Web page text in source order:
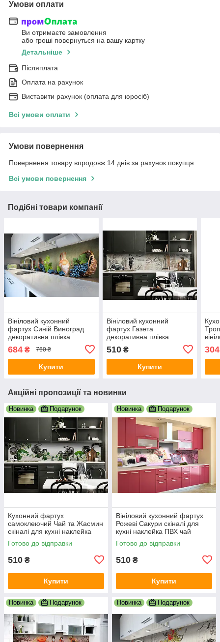
Умови оплати
Ви отримаєте замовлення
або гроші повернуться на вашу картку
Детальніше
Післяплата
Оплата на рахунок
Виставити рахунок (оплата для юросіб)
Всі умови оплати
Умови повернення
Повернення товару впродовж 14 днів за рахунок покупця
Всі умови повернення
Подібні товари компанії
Вініловий кухонний
фартух Синій Виноград
декоративна плівка
наклейка скіналі ПВХ лоза
ягоди Зелений 600х3000
мм
684 ₴ 760 ₴
Купити
Вініловий кухонний
фартух Газета
декоративна плівка
Париж ретро Бежевий
600х2000 мм
510₴
Купити
304
Акційні пропозиції та новинки
Новинка Подарунок
Кухонний фартух
самоклеючий Чай та Жасмин
скіналі для кухні наклейка
ПВХ азія схід білий 600х2000
мм
Готово до відправки
510 ₴
Купити
Новинка Подарунок
Вініловий кухонний фартух
Рожеві Сакури скіналі для
кухні наклейка ПВХ чай
Японія Схід Рожевий
600х2000 мм
Готово до відправки
510 ₴
Купити
Новинка Подарунок Новинка Подарунок